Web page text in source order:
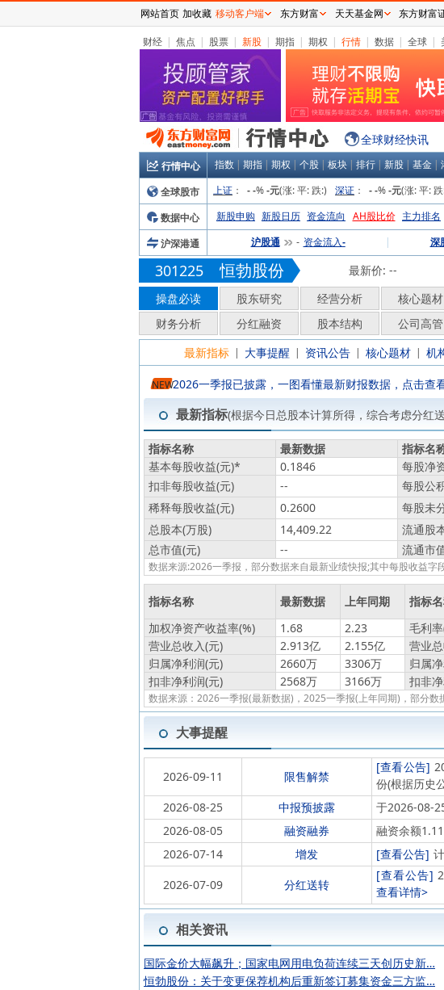
财经 | 焦点 | 股票 | 新股 | 期指 | 期权 | 行情 | 数据 | 全球 |
全球财经快讯
行情中心 指数 | 期指 | 期权 | 个股 | 板块 | 排行 | 新股 | 基金 |
全球股市 上证 ： - -% -元(涨:平:跌:) 深证 ： - -% -元(涨:平:
数据中心
新股申购 新股日历 资金流向 AH股比价 主力排名
沪深港通
沪股通 - 资金流入- | 深
301225 恒勃股份 最新价: --
操盘必读
股东研究 经营分析 核心题材
财务分析
分红融资 股本结构 公司高管
最新指标 | 大事提醒 | 资讯公告 | 核心题材 | 机
NEW2026一季报已披露，一图看懂最新财报数据，点击查
最新指标(根据今日总股本计算所得，综合考虑分红
指标名称 最新数据 指标名
基本每股收益(元)* 0.1846 每股净
扣非每股收益(元)
-- 每股公
稀释每股收益(元)
0.2600 每股未
总股本(万股)
14,409.22 流通股
总市值(元)
-- 流通市
数据来源:2026一季报，部分数据来自最新业绩快报;其中每股收益
指标名称 最新数据 上年同期 指标
加权净资产收益率(%)
1.68 2.23 毛利
营业总收入(元)
2.913亿 2.155亿 营业
归属净利润(元)
2660万 3306万 归属
扣非净利润(元)
2568万 3166万 扣非
数据来源：2026一季报(最新数据)，2025一季报(上年同期)，部分数
大事提醒
2026-09-11 限售解禁
[查看公告]
份(根据历史
2026-08-25
中报预披露
于2026-08-
2026-08-05
融资融券 融资余额
2026-07-14
增发 [查看公告]
2026-07-09
分红送转
[查看公告]
查看详情>
相关资讯
国际金价大幅飙升；国家电网用电负荷连续三天创历史新…
恒勃股份：关于变更保荐机构后重新签订募集资金三方监…
网站首页 加收藏 移动客户端 东方财富 天天基金网 东方财富